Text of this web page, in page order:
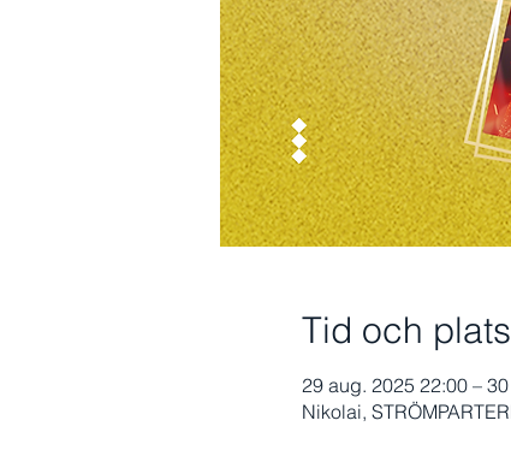
Tid och plats
29 aug. 2025 22:00 –
Nikolai,